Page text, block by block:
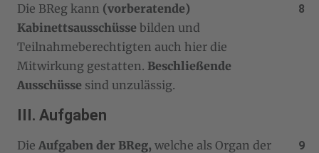
Die BReg kann (vorberatende)
Kabinettsausschüsse bilden und
Teilnahmeberechtigten auch hier die
Mitwirkung gestatten. Beschließende
Ausschüsse sind unzulässig.
III. Aufgaben
Die Aufgaben der BReg, welche als Organ der